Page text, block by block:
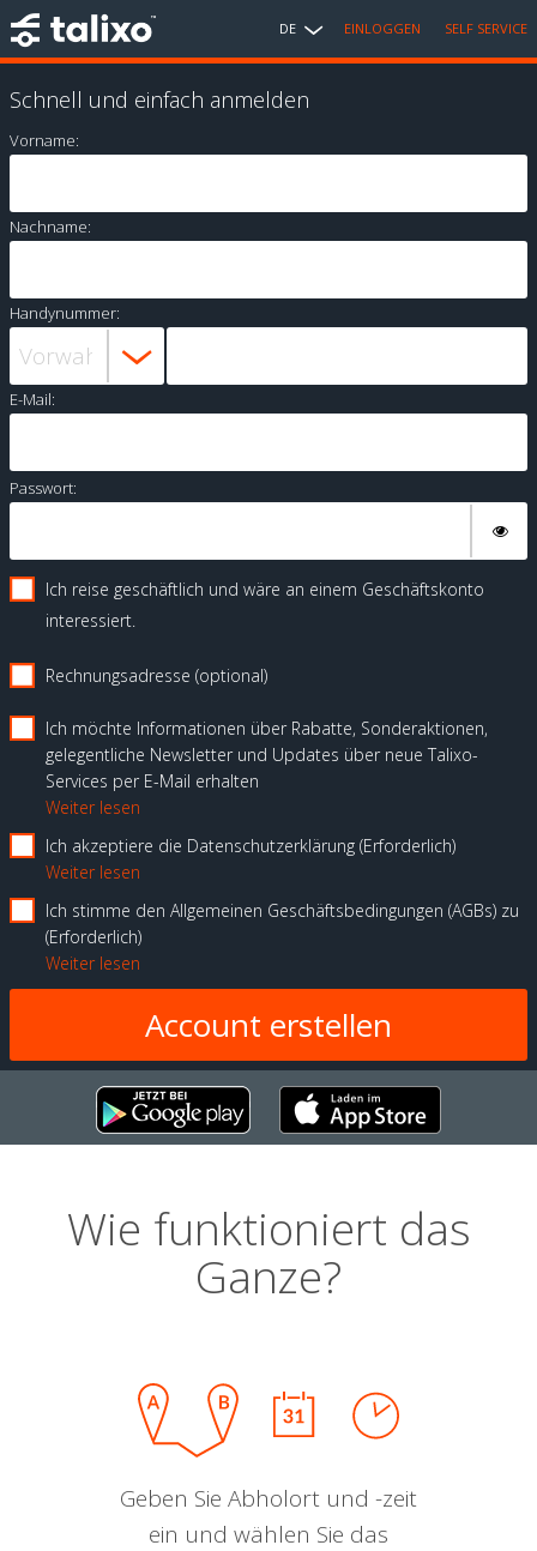
DE EINLOGGEN SELF SERVICE
Schnell und einfach anmelden
Vorname:
Nachname:
Handynummer:
E-Mail:
Passwort:
Ich reise geschäftlich und wäre an einem Geschäftskonto
interessiert.
Rechnungsadresse (optional)
Ich möchte Informationen über Rabatte, Sonderaktionen,
gelegentliche Newsletter und Updates über neue Talixo-
Services per E-Mail erhalten
Weiter lesen
Ich akzeptiere die Datenschutzerklärung Erforderlich
Weiter lesen
Ich stimme den Allgemeinen Geschäftsbedingungen (AGBs) zu
Erforderlich
Weiter lesen
Wie funktioniert das
Ganze?
Geben Sie Abholort und -zeit
ein und wählen Sie das